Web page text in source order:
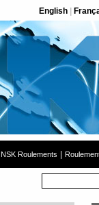
English
NSK Roulements